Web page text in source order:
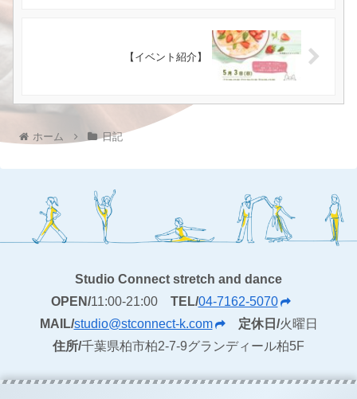
【イベント紹介】
ホーム 日記
Studio Connect stretch and dance
OPEN/11:00-21:00 TEL/04-7162-5070
MAIL/studio@stconnect-k.com 定休日/火曜日
住所/千葉県柏市柏2-7-9グランディール柏5F